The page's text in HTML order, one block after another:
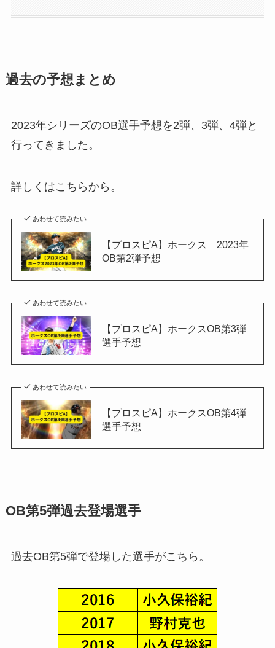
過去の予想まとめ
2023年シリーズのOB選手予想を2弾、3弾、4弾と
行ってきました。
詳しくはこちらから。
あわせて読みたい
【プロスピA】ホークス 2023年
OB第2弾予想
あわせて読みたい
【プロスピA】ホークスOB第3弾
選手予想
あわせて読みたい
【プロスピA】ホークスOB第4弾
選手予想
OB第5弾過去登場選手
過去OB第5弾で登場した選手がこちら。